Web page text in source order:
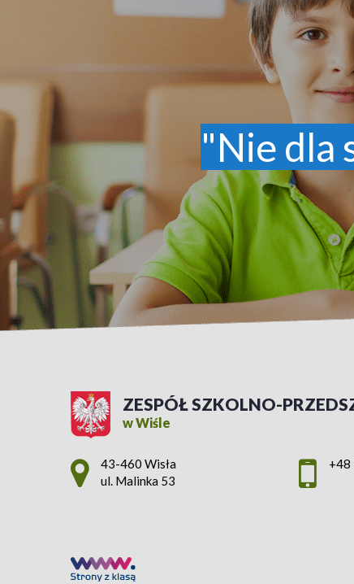
"Nie dla
ZESPÓŁ SZKOLNO-
w Wiśle
Adres pocztowy:
43-460 Wisła
ul. Malinka 53
+48